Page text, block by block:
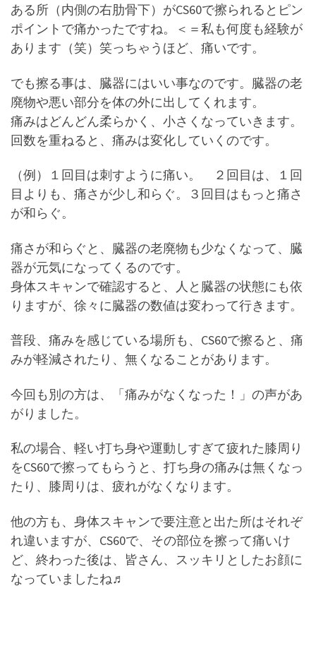
ある所（内側の右肋骨下）がCS60で擦られるとピン
ポイントで痛かったですね。＜＝私も何度も経験が
あります（笑）笑っちゃうほど、痛いです。
でも擦る事は、臓器にはいい事なのです。臓器の老
廃物や悪い部分を体の外に出してくれます。
痛みはどんどん柔らかく、小さくなっていきます。
回数を重ねると、痛みは変化していくのです。
（例）１回目は刺すように痛い。 ２回目は、１回
目よりも、痛さが少し和らぐ。３回目はもっと痛さ
が和らぐ。
痛さが和らぐと、臓器の老廃物も少なくなって、臓
器が元気になってくるのです。
身体スキャンで確認すると、人と臓器の状態にも依
りますが、徐々に臓器の数値は変わって行きます。
普段、痛みを感じている場所も、CS60で擦ると、痛
みが軽減されたり、無くなることがあります。
今回も別の方は、「痛みがなくなった！」の声があ
がりました。
私の場合、軽い打ち身や運動しすぎて疲れた膝周り
をCS60で擦ってもらうと、打ち身の痛みは無くなっ
たり、膝周りは、疲れがなくなります。
他の方も、身体スキャンで要注意と出た所はそれぞ
れ違いますが、CS60で、その部位を擦って痛いけ
ど、終わった後は、皆さん、スッキリとしたお顔に
なっていましたね♬